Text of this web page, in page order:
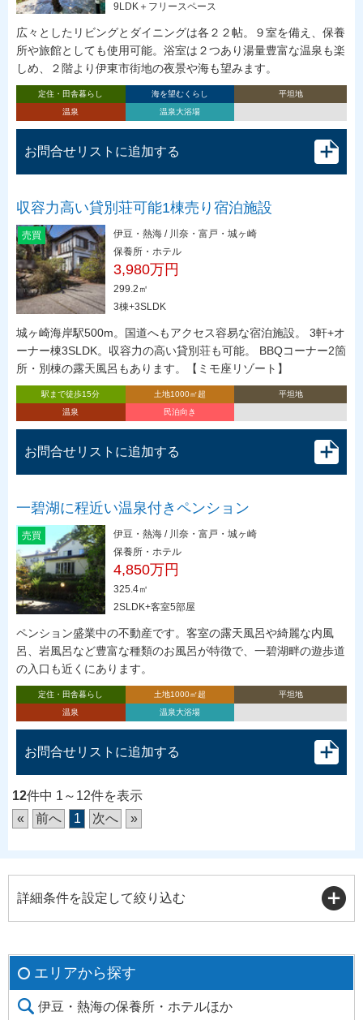
9LDK＋フリースペース
広々としたリビングとダイニングは各２２帖。９室を備え、保養
所や旅館としても使用可能。浴室は２つあり湯量豊富な温泉も楽
しめ、２階より伊東市街地の夜景や海も望みます。
定住・田舎暮らし 海を望むくらし
平坦地
温泉
温泉大浴場
お問合せリストに追加する
収容力高い貸別荘可能1棟売り宿泊施設
売買
伊豆・熱海 / 川奈・富戸・城ヶ崎
保養所・ホテル
3,980万円
299.2㎡
3棟+3SLDK
城ヶ崎海岸駅500m。国道へもアクセス容易な宿泊施設。 3軒+オ
ーナー棟3SLDK。収容力の高い貸別荘も可能。 BBQコーナー2箇
所・別棟の露天風呂もあります。【ミモ座リゾート】
駅まで徒歩15分 土地1000㎡超
平坦地
温泉
民泊向き
お問合せリストに追加する
一碧湖に程近い温泉付きペンション
売買
伊豆・熱海 / 川奈・富戸・城ヶ崎
保養所・ホテル
4,850万円
325.4㎡
2SLDK+客室5部屋
ペンション盛業中の不動産です。客室の露天風呂や綺麗な内風
呂、岩風呂など豊富な種類のお風呂が特徴で、一碧湖畔の遊歩道
の入口も近くにあります。
定住・田舎暮らし 土地1000㎡超
平坦地
温泉
温泉大浴場
お問合せリストに追加する
12件中 1～12件を表示
«
前へ 1 次へ »
詳細条件を設定して絞り込む
エリアから探す
伊豆・熱海の保養所・ホテルほか